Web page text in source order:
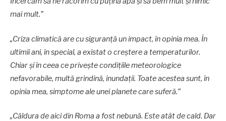
mai mult.”
„Criza climatică are cu siguranță un impact, în opinia mea. În
ultimii ani, în special, a existat o creștere a temperaturilor.
Chiar și în ceea ce privește condițiile meteorologice
nefavorabile, multă grindină, inundații. Toate acestea sunt, în
opinia mea, simptome ale unei planete care suferă.”
„Căldura de aici din Roma a fost nebună. Este atât de cald. Dar